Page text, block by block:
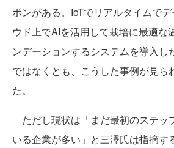
ポンがある。IoTでリアルタイムで
ウド上でAIを活用して栽培に最適な
ンデーションするシステムを導入し
ではなくとも、こうした事例が見ら
た。
ただし現状は「まだ最初のステッ
いる企業が多い」と三澤氏は指摘す